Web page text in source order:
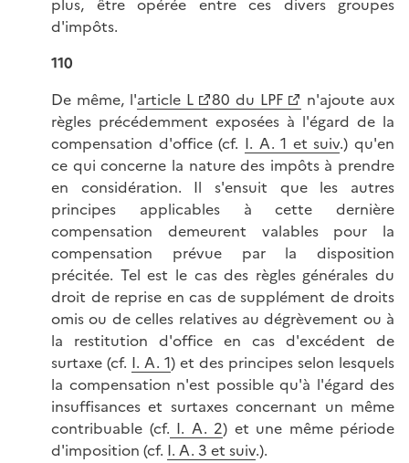
plus, être opérée entre ces divers groupes
d'impôts.
110
De même, l'article L 80 du LPF
n'ajoute aux
règles précédemment exposées à l'égard de la
compensation d'office (cf. I. A. 1 et suiv.) qu'en
ce qui concerne la nature des impôts à prendre
en considération. Il s'ensuit que les autres
principes applicables à cette dernière
compensation demeurent valables pour la
compensation prévue par la disposition
précitée. Tel est le cas des règles générales du
droit de reprise en cas de supplément de droits
omis ou de celles relatives au dégrèvement ou à
la restitution d'office en cas d'excédent de
surtaxe (cf. I. A. 1) et des principes selon lesquels
la compensation n'est possible qu'à l'égard des
insuffisances et surtaxes concernant un même
contribuable (cf. I. A. 2) et une même période
d'imposition (cf. I. A. 3 et suiv.).